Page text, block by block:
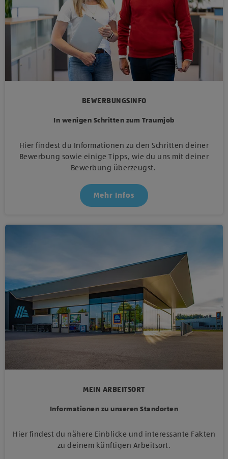
BEWERBUNGSINFO
In wenigen Schritten zum Traumjob
Hier findest du Informationen zu den Schritten deiner
Bewerbung sowie einige Tipps, wie du uns mit deiner
Bewerbung überzeugst.
Mehr Infos
MEIN ARBEITSORT
Informationen zu unseren Standorten
Hier findest du nähere Einblicke und interessante Fakten
zu deinem künftigen Arbeitsort.